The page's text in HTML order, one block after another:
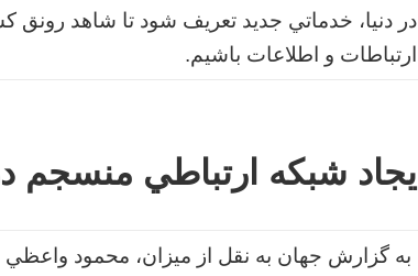
در دنيا، خدماتي جديد تعريف شود تا شاهد رونق
ارتباطات و اطلاعات باشيم.
ايجاد شبكه ارتباطي منسجم
به گزارش جهان به نقل از میزان، محمود واعظي